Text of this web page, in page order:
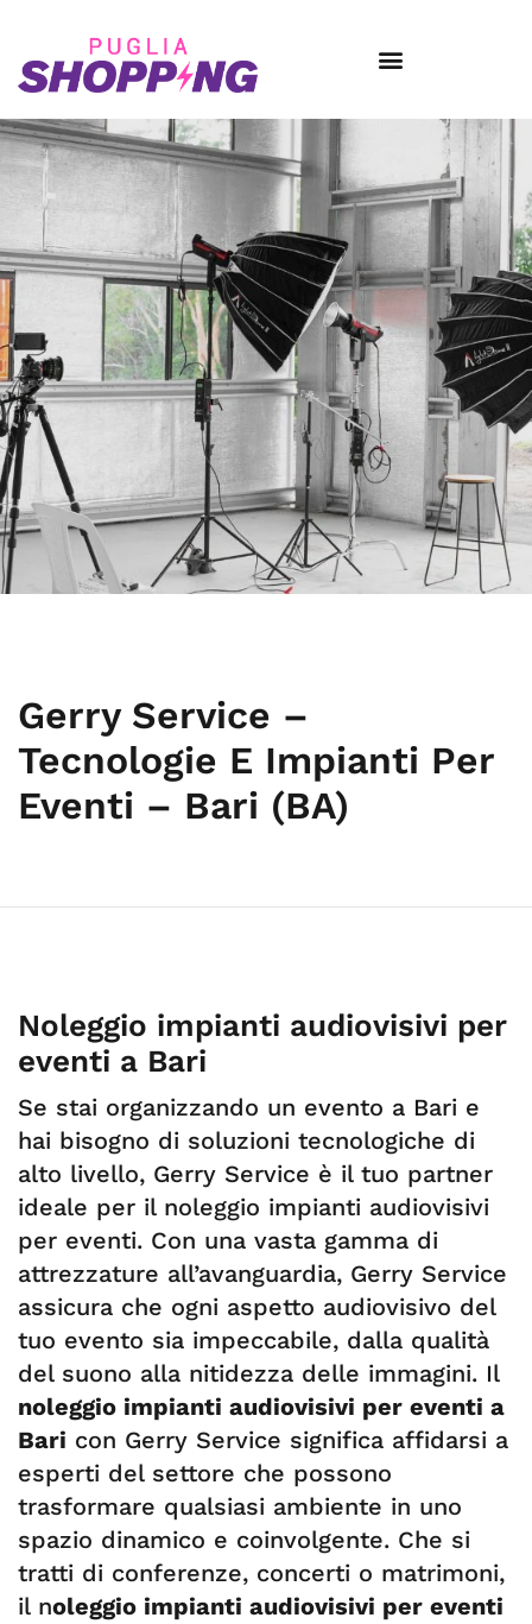
Gerry Service –
Tecnologie E Impianti Per
Eventi – Bari (BA)
Noleggio impianti audiovisivi per
eventi a Bari
Se stai organizzando un evento a Bari e
hai bisogno di soluzioni tecnologiche di
alto livello, Gerry Service è il tuo partner
ideale per il noleggio impianti audiovisivi
per eventi. Con una vasta gamma di
attrezzature all’avanguardia, Gerry Service
assicura che ogni aspetto audiovisivo del
tuo evento sia impeccabile, dalla qualità
del suono alla nitidezza delle immagini. Il
noleggio impianti audiovisivi per eventi a
Bari con Gerry Service significa affidarsi a
esperti del settore che possono
trasformare qualsiasi ambiente in uno
spazio dinamico e coinvolgente. Che si
tratti di conferenze, concerti o matrimoni,
il noleggio impianti audiovisivi per eventi